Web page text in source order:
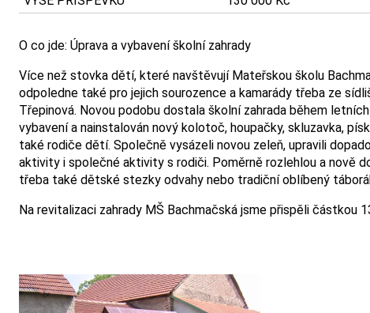
O co jde: Úprava a vybavení školní zahrady
Více než stovka dětí, které navštěvují Mateřskou školu
odpoledne také pro jejich sourozence a kamarády třeba ze
Třepinová. Novou podobu dostala školní zahrada během
vybavení a nainstalován nový kolotoč, houpačky, skluzavka,
také rodiče dětí. Společně vysázeli novou zeleň, upravili
aktivity i společné aktivity s rodiči. Poměrně rozlehlou a nově
třeba také dětské stezky odvahy nebo tradiční oblíbený
Na revitalizaci zahrady MŠ Bachmačská jsme přispěli částkou